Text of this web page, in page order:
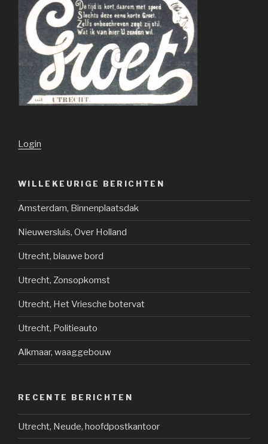
Login
WILLEKEURIGE BERICHTEN
Amsterdam, Binnenplaatsdak
Nieuwersluis, Over Holland
Utrecht, blauwe bord
Utrecht, Zonsopkomst
Utrecht, Het Vriesche botervat
Utrecht, Politieauto
Alkmaar, waaggebouw
RECENTE BERICHTEN
Utrecht, Neude, hoofdpostkantoor